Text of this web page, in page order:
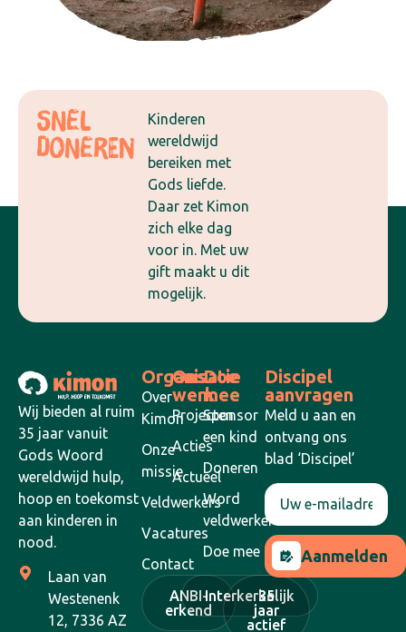
Snel
doneren
Kinderen
wereldwijd
bereiken met
Gods liefde.
Daar zet Kimon
zich elke dag
voor in. Met uw
gift maakt u dit
mogelijk.
Wij bieden al ruim
35 jaar vanuit
Gods Woord
wereldwijd hulp,
hoop en toekomst
aan kinderen in
nood.
Laan van
Westenenk
12, 7336 AZ
Organisatie
Over
Kimon
Onze
missie
Veldwerkers
Vacatures
Contact
Ons
werk
Projecten
Acties
Actueel
Doe
mee
Sponsor
een kind
Doneren
Word
veldwerker
Doe mee
ANBI-
erkend
Interkerkelijk
35
jaar
actief
Discipel
aanvragen
Meld u aan en
ontvang ons
blad ‘Discipel’
Aanmelden